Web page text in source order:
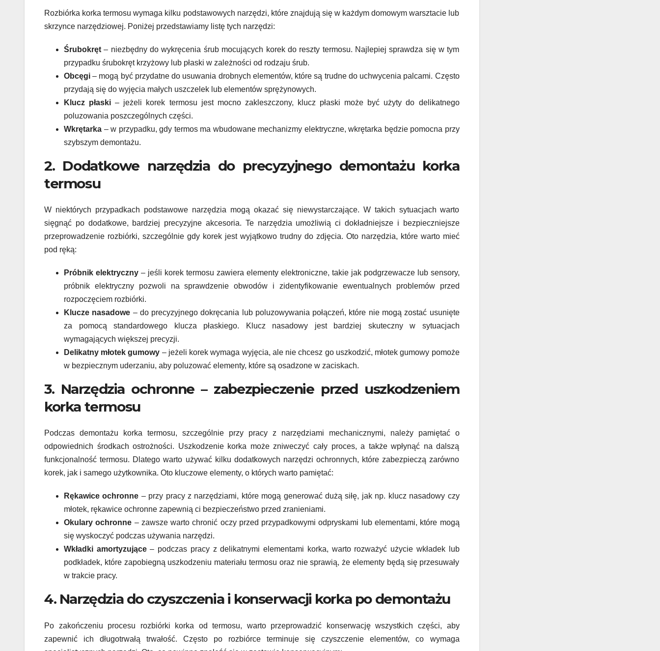
Rozbiórka korka termosu wymaga kilku podstawowych narzędzi, które znajdują się w każdym domowym warsztacie lub
skrzynce narzędziowej. Poniżej przedstawiamy listę tych narzędzi:
Śrubokręt – niezbędny do wykręcenia śrub mocujących korek do reszty termosu. Najlepiej sprawdza się w tym
przypadku śrubokręt krzyżowy lub płaski w zależności od rodzaju śrub.
Obcęgi – mogą być przydatne do usuwania drobnych elementów, które są trudne do uchwycenia palcami. Często
przydają się do wyjęcia małych uszczelek lub elementów sprężynowych.
Klucz płaski – jeżeli korek termosu jest mocno zakleszczony, klucz płaski może być użyty do delikatnego
poluzowania poszczególnych części.
Wkrętarka – w przypadku, gdy termos ma wbudowane mechanizmy elektryczne, wkrętarka będzie pomocna przy
szybszym demontażu.
2. Dodatkowe narzędzia do precyzyjnego demontażu korka
termosu
W niektórych przypadkach podstawowe narzędzia mogą okazać się niewystarczające. W takich sytuacjach warto
sięgnąć po dodatkowe, bardziej precyzyjne akcesoria. Te narzędzia umożliwią ci dokładniejsze i bezpieczniejsze
przeprowadzenie rozbiórki, szczególnie gdy korek jest wyjątkowo trudny do zdjęcia. Oto narzędzia, które warto mieć
pod ręką:
Próbnik elektryczny– jeśli korek termosu zawiera elementy elektroniczne, takie jak podgrzewacze lub sensory,
próbnik elektryczny pozwoli na sprawdzenie obwodów i zidentyfikowanie ewentualnych problemów przed
rozpoczęciem rozbiórki.
Klucze nasadowe – do precyzyjnego dokręcania lub poluzowywania połączeń, które nie mogą zostać usunięte
za pomocą standardowego klucza płaskiego. Klucz nasadowy jest bardziej skuteczny w sytuacjach
wymagających większej precyzji.
Delikatny młotek gumowy – jeżeli korek wymaga wyjęcia, ale nie chcesz go uszkodzić, młotek gumowy pomoże
w bezpiecznym uderzaniu, aby poluzować elementy, które są osadzone w zaciskach.
3. Narzędzia ochronne – zabezpieczenie przed uszkodzeniem
korka termosu
Podczas demontażu korka termosu, szczególnie przy pracy z narzędziami mechanicznymi, należy pamiętać o
odpowiednich środkach ostrożności. Uszkodzenie korka może zniweczyć cały proces, a także wpłynąć na dalszą
funkcjonalność termosu. Dlatego warto używać kilku dodatkowych narzędzi ochronnych, które zabezpieczą zarówno
korek, jak i samego użytkownika. Oto kluczowe elementy, o których warto pamiętać:
Rękawice ochronne – przy pracy z narzędziami, które mogą generować dużą siłę, jak np. klucz nasadowy czy
młotek, rękawice ochronne zapewnią ci bezpieczeństwo przed zranieniami.
Okulary ochronne – zawsze warto chronić oczy przed przypadkowymi odpryskami lub elementami, które mogą
się wyskoczyć podczas używania narzędzi.
Wkładki amortyzujące– podczas pracy z delikatnymi elementami korka, warto rozważyć użycie wkładek lub
podkładek, które zapobiegną uszkodzeniu materiału termosu oraz nie sprawią, że elementy będą się przesuwały
w trakcie pracy.
4. Narzędzia do czyszczenia i konserwacji korka po demontażu
Po zakończeniu procesu rozbiórki korka od termosu, warto przeprowadzić konserwację wszystkich części, aby
zapewnić ich długotrwałą trwałość. Często po rozbiórce terminuje się czyszczenie elementów, co wymaga